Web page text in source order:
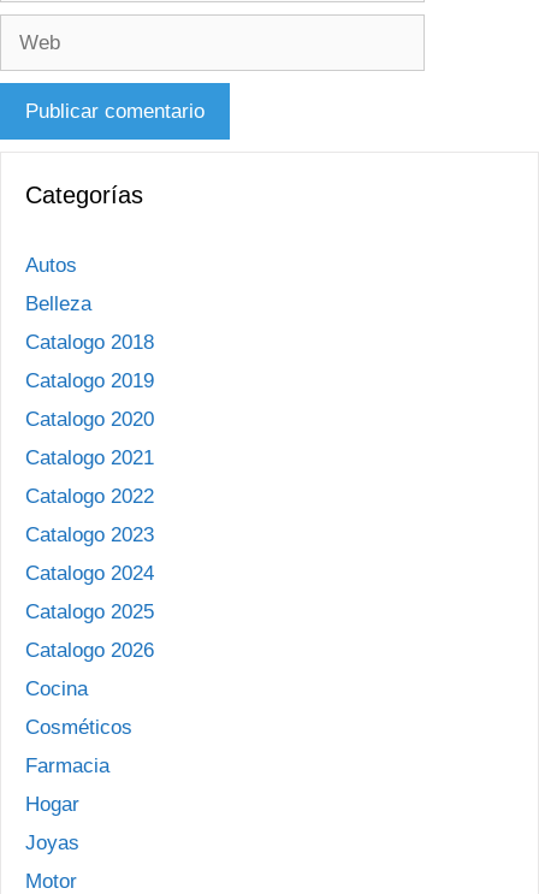
Categorías
Autos
Belleza
Catalogo 2018
Catalogo 2019
Catalogo 2020
Catalogo 2021
Catalogo 2022
Catalogo 2023
Catalogo 2024
Catalogo 2025
Catalogo 2026
Cocina
Cosméticos
Farmacia
Hogar
Joyas
Motor